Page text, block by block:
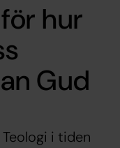
hur
Gud
i tiden